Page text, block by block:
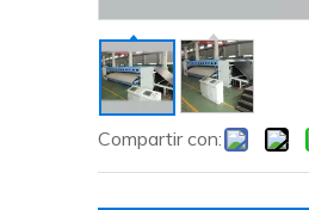
Compartir con: